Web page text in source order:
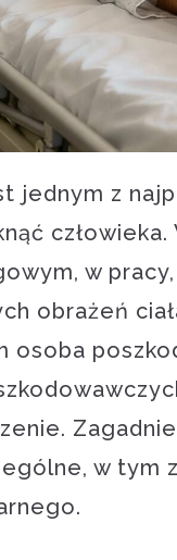
jednym z
w
obrażeń
osoba
w tym